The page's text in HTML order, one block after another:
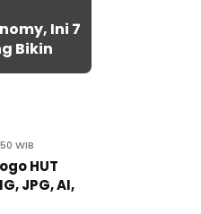
Ini 7
Bikin
WIB
HUT
JPG, AI,